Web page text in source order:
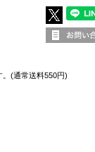
(通常送料550円)